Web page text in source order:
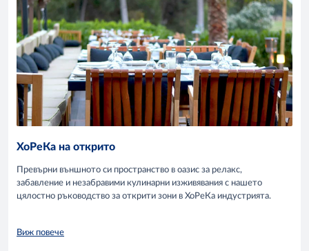
ХоРеКа на открито
Превърни външното си пространство в оазис за релакс,
забавление и незабравими кулинарни изживявания с нашето
цялостно ръководство за открити зони в ХоРеКа индустрията.
Виж повече